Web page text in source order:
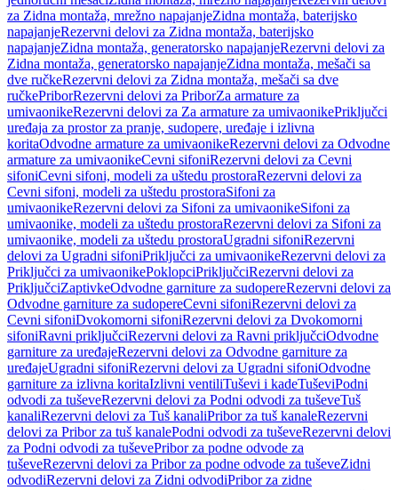
za Zidna montaža, mrežno napajanjeZidna montaža, baterijsko
napajanjeRezervni delovi za Zidna montaža, baterijsko
napajanjeZidna montaža, generatorsko napajanjeRezervni delovi za
Zidna montaža, generatorsko napajanjeZidna montaža, mešači sa
dve ručkeRezervni delovi za Zidna montaža, mešači sa dve
ručkePriborRezervni delovi za PriborZa armature za
umivaonikeRezervni delovi za Za armature za umivaonikePriključci
uređaja za prostor za pranje, sudopere, uređaje i izlivna
koritaOdvodne armature za umivaonikeRezervni delovi za Odvodne
armature za umivaonikeCevni sifoniRezervni delovi za Cevni
sifoniCevni sifoni, modeli za uštedu prostoraRezervni delovi za
Cevni sifoni, modeli za uštedu prostoraSifoni za
umivaonikeRezervni delovi za Sifoni za umivaonikeSifoni za
umivaonike, modeli za uštedu prostoraRezervni delovi za Sifoni za
umivaonike, modeli za uštedu prostoraUgradni sifoniRezervni
delovi za Ugradni sifoniPriključci za umivaonikeRezervni delovi za
Priključci za umivaonikePoklopciPriključciRezervni delovi za
PriključciZaptivkeOdvodne garniture za sudopereRezervni delovi za
Odvodne garniture za sudopereCevni sifoniRezervni delovi za
Cevni sifoniDvokomorni sifoniRezervni delovi za Dvokomorni
sifoniRavni priključciRezervni delovi za Ravni priključciOdvodne
garniture za uređajeRezervni delovi za Odvodne garniture za
uređajeUgradni sifoniRezervni delovi za Ugradni sifoniOdvodne
garniture za izlivna koritaIzlivni ventiliTuševi i kadeTuševiPodni
odvodi za tuševeRezervni delovi za Podni odvodi za tuševeTuš
kanaliRezervni delovi za Tuš kanaliPribor za tuš kanaleRezervni
delovi za Pribor za tuš kanalePodni odvodi za tuševeRezervni delovi
za Podni odvodi za tuševePribor za podne odvode za
tuševeRezervni delovi za Pribor za podne odvode za tuševeZidni
odvodiRezervni delovi za Zidni odvodiPribor za zidne